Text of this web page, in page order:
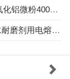
微粉4000目
氧化铝微粉500目